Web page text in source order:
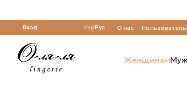
Вход УкрРус О нас
Отзывы о магазине
Женщинам